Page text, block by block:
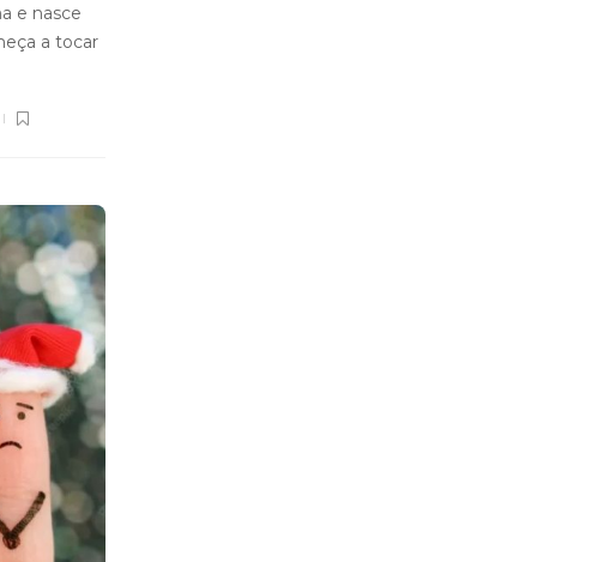
e nasce
a tocar